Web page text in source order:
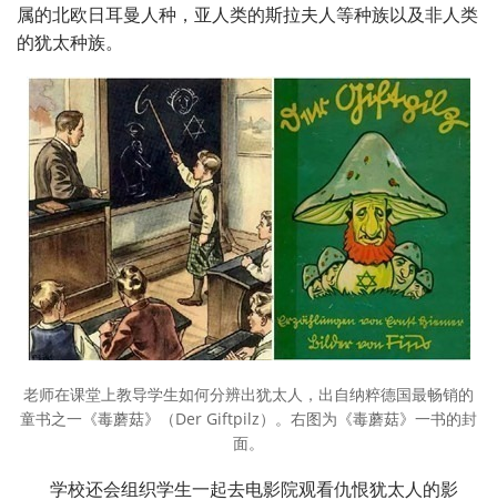
属的北欧日耳曼人种，亚人类的斯拉夫人等种族以及非人类
的犹太种族。
老师在课堂上教导学生如何分辨出犹太人，出自纳粹德国最畅销的
童书之一《毒蘑菇》（Der Giftpilz）。右图为《毒蘑菇》一书的封
面。
学校还会组织学生一起去电影院观看仇恨犹太人的影